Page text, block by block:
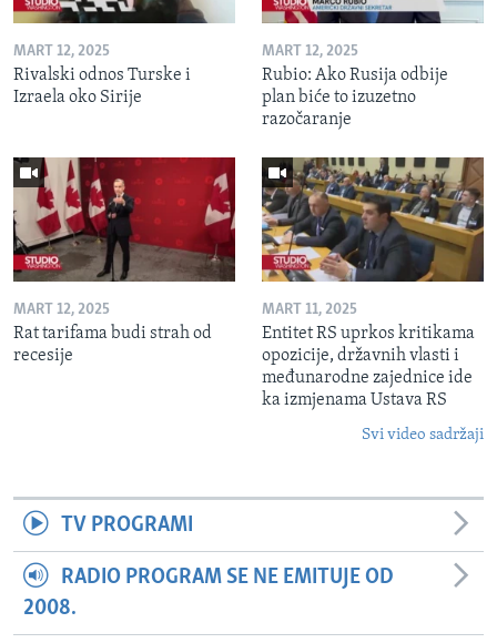
MART 12, 2025
Rivalski odnos Turske i
Izraela oko Sirije
MART 12, 2025
Rubio: Ako Rusija odbije
plan biće to izuzetno
razočaranje
MART 12, 2025
Rat tarifama budi strah od
recesije
MART 11, 2025
Entitet RS uprkos kritikama
opozicije, državnih vlasti i
međunarodne zajednice ide
ka izmjenama Ustava RS
Svi video sadržaji
TV PROGRAMI
RADIO PROGRAM SE NE EMITUJE OD
2008.